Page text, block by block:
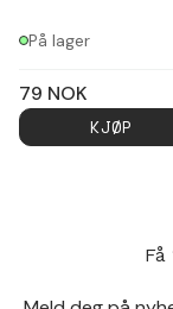
På lager
79 NOK
KJØP